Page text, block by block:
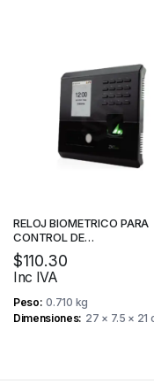
RELOJ BIOMETRICO PARA
CONTROL DE
ACCESO/ASISTENCIA –
RECONOCIMIENTO FACIAL –
PROTOCOLO DE
ZKTECO
$110.30
Inc IVA
Peso 0.710 kg
Dimensiones 27 × 7.5 × 21